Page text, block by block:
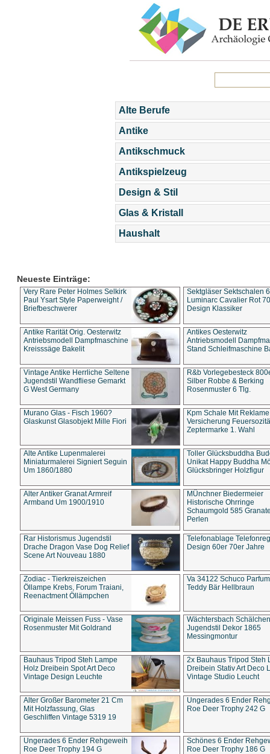
Alte Berufe
Antike
Antikschmuck
Antikspielzeug
Design & Stil
Glas & Kristall
Haushalt
Neueste Einträge:
Very Rare Peter Holmes Selkirk
Paul Ysart Style Paperweight /
Briefbeschwerer
Sektgläser Sektschalen
Luminarc Cavalier Rot
Design Klassiker
Antike Rarität Orig. Oesterwitz
Antriebsmodell Dampfmaschine
Kreisssäge Bakelit
Antikes Oesterwitz
Antriebsmodell
Stand Schleifmaschine
Vintage Antike Herrliche Seltene
Jugendstil Wandfliese Gemarkt
G West Germany
R&b Vorlegebesteck
Silber Robbe & Berking
Rosenmuster 6 Tlg.
Murano Glas - Fisch 1960?
Glaskunst Glasobjekt Mille Fiori
Kpm Schale Mit Reklame
Versicherung
Zeptermarke 1. Wahl
Alte Antike Lupenmalerei
Miniaturmalerei Signiert Seguin
Um 1860/1880
Toller Glücksbuddha
Unikat Happy Buddha
Glücksbringer Holzfigur
Alter Antiker Granat Armreif
Armband Um 1900/1910
MÜnchner Biedermeier
Historische Ohrringe
Schaumgold 585
Perlen
Rar Historismus Jugendstil
Drache Dragon Vase Dog Relief
Scene Art Nouveau 1880
Telefonablage
Design 60er 70er Jahre
Zodiac - Tierkreiszeichen
Öllampe Krebs, Forum Traiani,
Reenactment Öllämpchen
Va 34122 Schuco
Teddy Bär Hellbraun
Originale Meissen Fuss - Vase
Rosenmuster Mit Goldrand
Wächtersbach Schälchen
Jugendstil Dekor 1865
Messingmontur
Bauhaus Tripod Steh Lampe
Holz Dreibein Spot Art Deco
Vintage Design Leuchte
2x Bauhaus Tripod Steh
Dreibein Stativ Art Deco
Vintage Studio Leucht
Alter Großer Barometer 21 Cm
Mit Holzfassung, Glas
Geschliffen Vintage 5319 19
Ungerades 6 Ender
Roe Deer Trophy 242 G
Ungerades 6 Ender Rehgeweih
Roe Deer Trophy 194 G
Schönes 6 Ender
Roe Deer Trophy 186 G